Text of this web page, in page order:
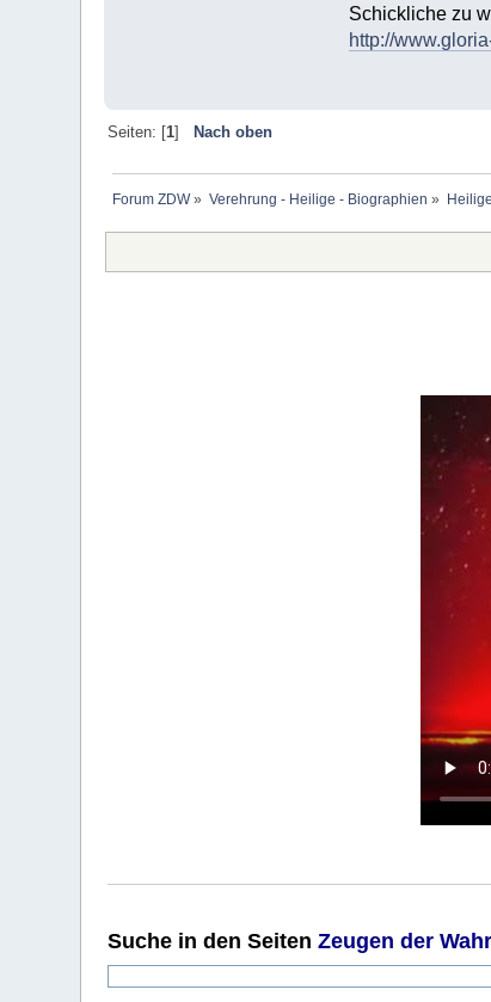
Schickliche zu
http://
Seiten: [1]
Nach oben
Forum ZDW» Verehrung - Heilige - Biographien »
Suche in den SeitenZeugen der